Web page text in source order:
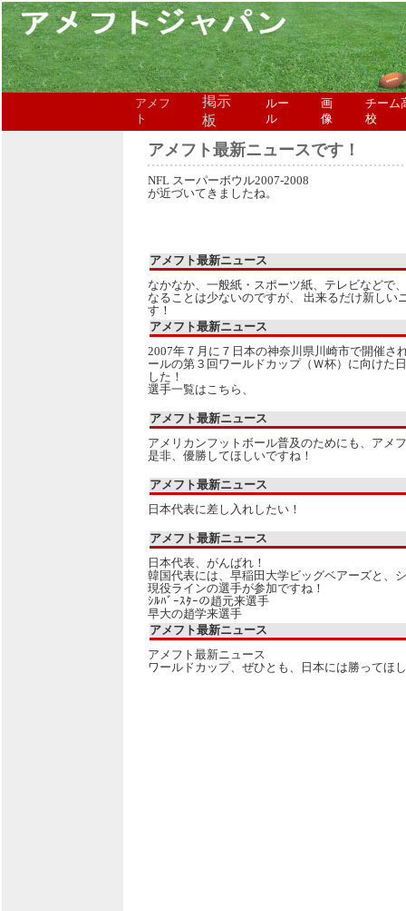
アメフ
ト
掲示
板
ルー
ル
画
像
チーム
校
アメフト最新ニュースです！
NFL スーパーボウル2007-2008
が近づいてきましたね。
アメフト最新ニュース
なかなか、一般紙・スポーツ紙、テレビなどで
なることは少ないのですが、 出来るだけ新しい
す！
アメフト最新ニュース
2007年７月に７日本の神奈川県川崎市で開催さ
ールの第３回ワールドカップ（Ｗ杯）に向けた
した！
選手一覧はこちら、
アメフト最新ニュース
アメリカンフットボール普及のためにも、アメ
是非、優勝してほしいですね！
アメフト最新ニュース
日本代表に差し入れしたい！
アメフト最新ニュース
日本代表、がんばれ！
韓国代表には、早稲田大学ビッグベアーズと、
現役ラインの選手が参加ですね！
ｼﾙﾊﾞｰｽﾀｰの趙元来選手
早大の趙学来選手
アメフト最新ニュース
アメフト最新ニュース
ワールドカップ、ぜひとも、日本には勝ってほ